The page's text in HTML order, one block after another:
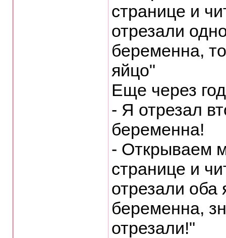
странице и
отрезали
беременна,
яйцо"
Еще через
- Я отрезал
беременна!
- Открываем
странице и
отрезали оба
беременна,
отрезали!"